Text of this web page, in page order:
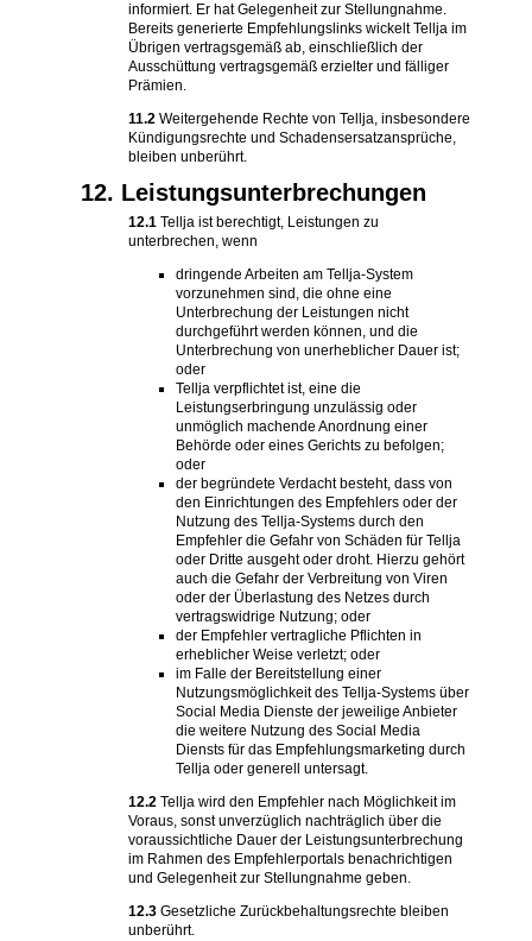
informiert. Er hat Gelegenheit zur Stellungnahme.
Bereits generierte Empfehlungslinks wickelt Tellja im
Übrigen vertragsgemäß ab, einschließlich der
Ausschüttung vertragsgemäß erzielter und fälliger
Prämien.
11.2 Weitergehende Rechte von Tellja, insbesondere
Kündigungsrechte und Schadensersatzansprüche,
bleiben unberührt.
12. Leistungsunterbrechungen
12.1 Tellja ist berechtigt, Leistungen zu
unterbrechen, wenn
dringende Arbeiten am Tellja-System
vorzunehmen sind, die ohne eine
Unterbrechung der Leistungen nicht
durchgeführt werden können, und die
Unterbrechung von unerheblicher Dauer ist;
oder
Tellja verpflichtet ist, eine die
Leistungserbringung unzulässig oder
unmöglich machende Anordnung einer
Behörde oder eines Gerichts zu befolgen;
oder
der begründete Verdacht besteht, dass von
den Einrichtungen des Empfehlers oder der
Nutzung des Tellja-Systems durch den
Empfehler die Gefahr von Schäden für Tellja
oder Dritte ausgeht oder droht. Hierzu gehört
auch die Gefahr der Verbreitung von Viren
oder der Überlastung des Netzes durch
vertragswidrige Nutzung; oder
der Empfehler vertragliche Pflichten in
erheblicher Weise verletzt; oder
im Falle der Bereitstellung einer
Nutzungsmöglichkeit des Tellja-Systems über
Social Media Dienste der jeweilige Anbieter
die weitere Nutzung des Social Media
Diensts für das Empfehlungsmarketing durch
Tellja oder generell untersagt.
12.2 Tellja wird den Empfehler nach Möglichkeit im
Voraus, sonst unverzüglich nachträglich über die
voraussichtliche Dauer der Leistungsunterbrechung
im Rahmen des Empfehlerportals benachrichtigen
und Gelegenheit zur Stellungnahme geben.
12.3 Gesetzliche Zurückbehaltungsrechte bleiben
unberührt.